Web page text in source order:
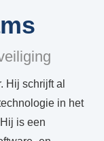
Hij schrijft al
in het
is een